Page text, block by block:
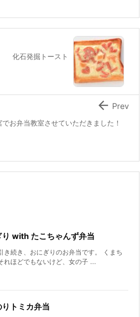
化石発掘トースト
でお弁当教室させていただきました！
 Prev
り with たこちゃんず弁当
き続き、おにぎりのお弁当です。 くまち
れほどでもないけど、女の子 ...
トミカ弁当